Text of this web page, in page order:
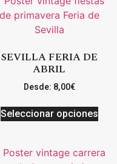
SEVILLA FERIA DE
ABRIL
Desde: 8,00€
Seleccionar opciones